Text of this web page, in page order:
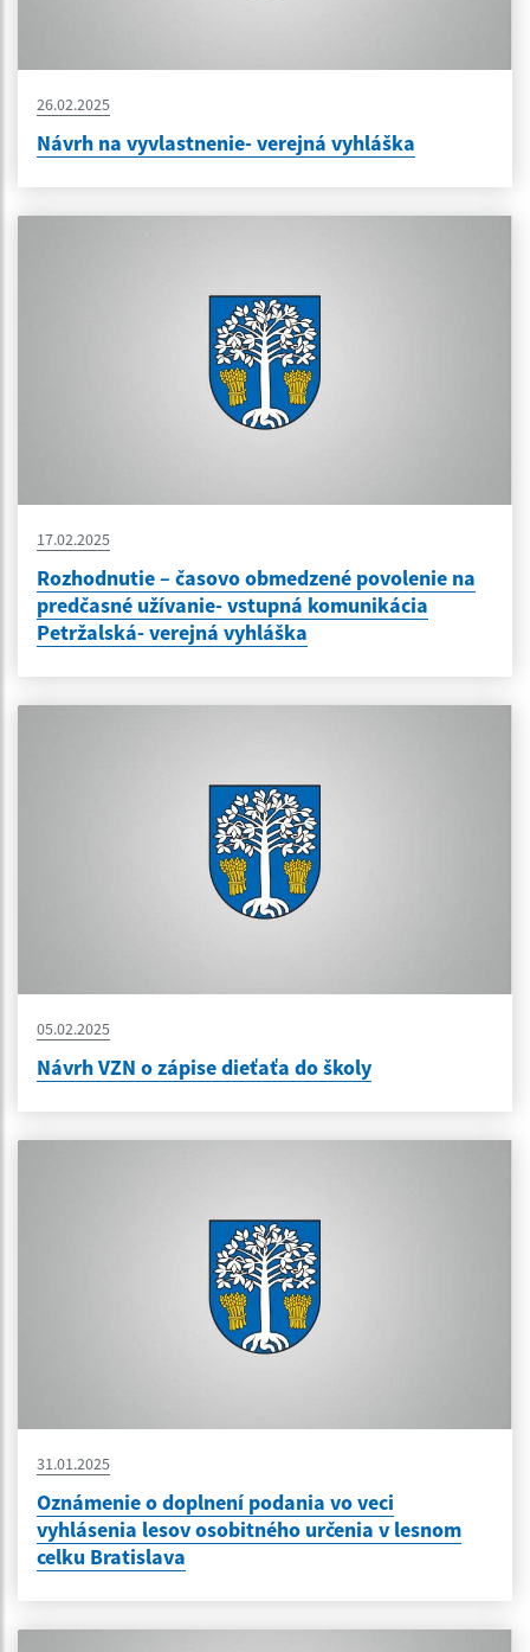
26.02.2025
Návrh na vyvlastnenie- verejná vyhláška
17.02.2025
Rozhodnutie – časovo obmedzené povolenie na
predčasné užívanie- vstupná komunikácia
Petržalská- verejná vyhláška
05.02.2025
Návrh VZN o zápise dieťaťa do školy
31.01.2025
Oznámenie o doplnení podania vo veci
vyhlásenia lesov osobitného určenia v lesnom
celku Bratislava